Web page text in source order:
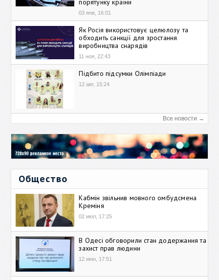
порятунку країни
03 янв, 16:01
Як Росія використовує целюлозу та
обходить санкції для зростання
виробництва снарядів
11 ноя, 22:43
Підбито підсумки Олімпіади
12 авг, 15:24
Все новости →
Общество
Кабмін звільнив мовного омбудсмена
Креміня
02 июл, 17:25
В Одесі обговорили стан додержання та
захист прав людини
12 июн, 17:51